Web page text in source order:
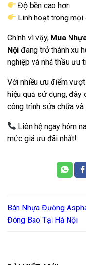
Độ bền cao hơn
Linh hoạt trong mọi
Chính vì vậy, Mua
Nội đang trở thành xu
nghiệp và nhà thầu ưu
Với nhiều ưu điểm
hiệu quả sử dụng, đây
công trình sửa chữa
Liên hệ ngay hôm
mức giá ưu đãi nhất!
Bán Nhựa Đường
Đóng Bao Tại Hà Nội